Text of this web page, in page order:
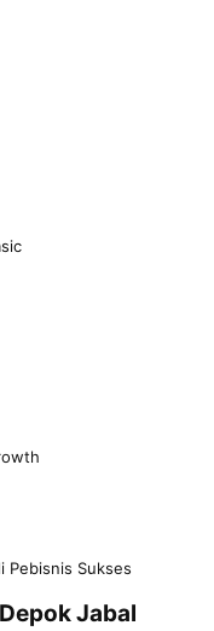
Pebisnis Sukses
Jabal